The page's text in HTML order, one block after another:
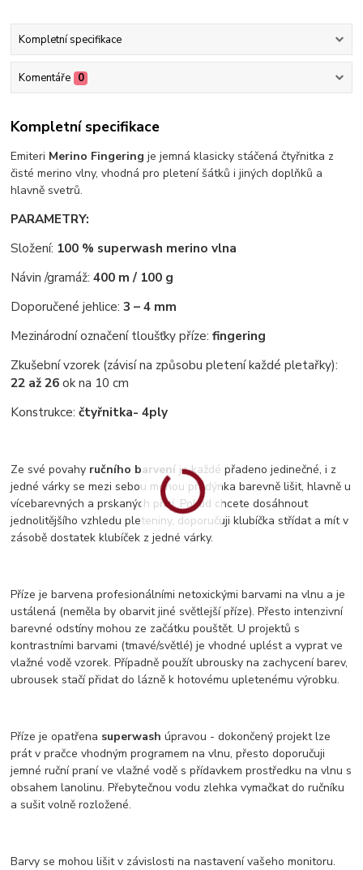
Kompletní specifikace
Komentáře 0
Kompletní specifikace
Emiteri Merino Fingering je jemná klasicky stáčená čtyřnitka z
čisté merino vlny, vhodná pro pletení šátků i jiných doplňků a
hlavně svetrů.
PARAMETRY:
Složení: 100 % superwash merino vlna
Návin /gramáž: 400 m / 100 g
Doporučené jehlice:3 – 4 mm
Mezinárodní označení tloušťky příze:fingering
Zkušební vzorek (závisí na způsobu pletení každé pletařky):
22 až 26ok na 10 cm
Konstrukce:čtyřnitka- 4ply
Ze své povahy ručního barvení je každé přadeno jedinečné, i z
jedné várky se mezi sebou mohou přadýnka barevně lišit, hlavně u
vícebarevných a prskaných přízí. Pokud chcete dosáhnout
jednolitějšího vzhledu pleteniny, doporučuji klubíčka střídat a mít v
zásobě dostatek klubíček z jedné várky.
Příze je barvena profesionálními netoxickými barvami na vlnu a je
ustálená (neměla by obarvit jiné světlejší příze). Přesto intenzivní
barevné odstíny mohou ze začátku pouštět. U projektů s
kontrastními barvami (tmavé/světlé) je vhodné uplést a vyprat ve
vlažné vodě vzorek. Případně použít ubrousky na zachycení barev,
ubrousek stačí přidat do lázně k hotovému upletenému výrobku.
Příze je opatřena superwash úpravou - dokončený projekt lze
prát v pračce vhodným programem na vlnu, přesto doporučuji
jemné ruční praní ve vlažné vodě s přídavkem prostředku na vlnu s
obsahem lanolinu. Přebytečnou vodu zlehka vymačkat do ručníku
a sušit volně rozložené.
Barvy se mohou lišit v závislosti na nastavení vašeho monitoru.